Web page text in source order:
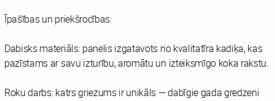
Īpašības un priekšrocības:
Dabisks materiāls: panelis izgatavots no kvalitatīra kadiķa, kas
pazīstams ar savu izturību, aromātu un izteiksmīgo koka rakstu.
Roku darbs: katrs griezums ir unikāls — dabīgie gada gredzeni